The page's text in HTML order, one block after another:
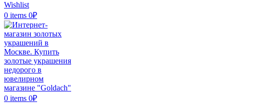
Wishlist
0 items 0₽
0 items 0₽